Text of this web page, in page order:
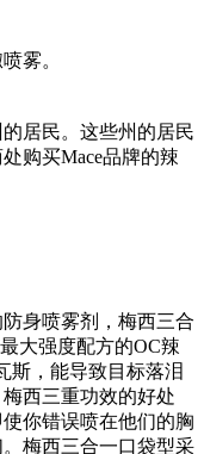
雾。
居民。这些州的居民
购买Mace品牌的辣
身喷雾剂，梅西三合
大强度配方的OC辣
斯，能导致目标落泪
西三重功效的好处
你错误喷在他们的胸
梅西三合一口袋型采